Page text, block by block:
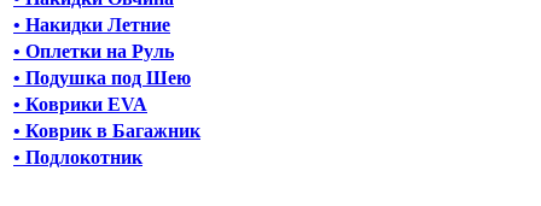
• Накидки Летние
• Оплетки на Руль
• Подушка под Шею
• Коврики EVA
• Коврик в Багажник
• Подлокотник